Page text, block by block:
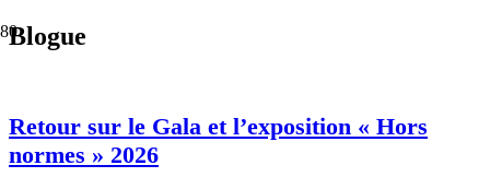
Blogue
Retour sur le Gala et l’exposition « Hors
normes » 2026